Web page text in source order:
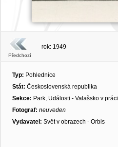
Předchozí
rok: 1949
Typ: Pohlednice
Stát: Československá republika
Sekce: Park, Události - Valašsko v práci
Fotograf: neuveden
Vydavatel: Svět v obrazech - Orbis